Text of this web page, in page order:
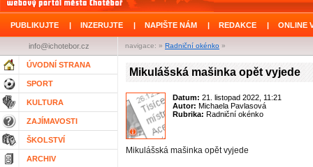
PUBLIKUJTE | INZERUJTE | NAPIŠTE NÁM | REDAKCE | ONLINE
navigace: » Radniční okénko »
info@ichotebor.cz
ÚVODNÍ STRANA
SPORT
KULTURA
ZAJÍMAVOSTI
ŠKOLSTVÍ
ARCHIV
Mikulášská mašinka opět vyjede
Datum: 21. listopad 2022, 11:21
Autor: Michaela Pavlasová
Rubrika: Radniční okénko
Mikulášská mašinka opět vyjede